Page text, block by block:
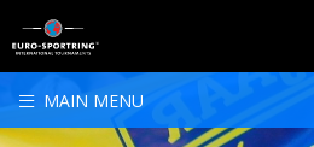
MAIN MENU